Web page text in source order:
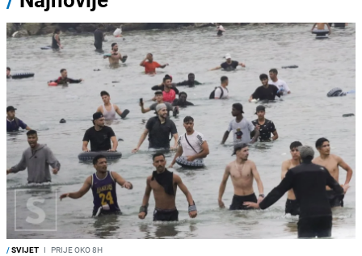
/SVIJET I PRIJE OKO 8H